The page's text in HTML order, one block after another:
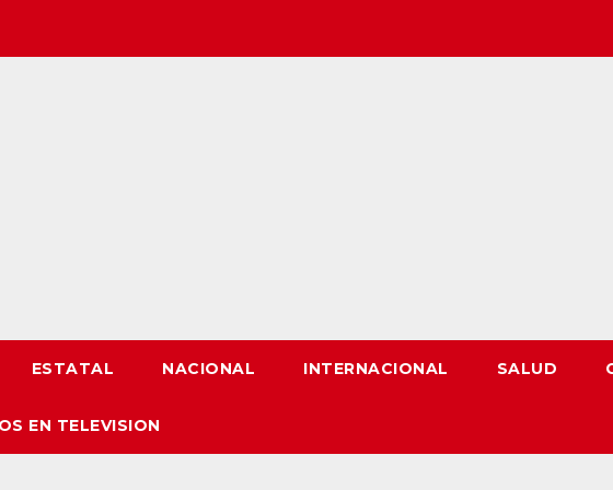
ESTATAL NACIONAL INTERNACIONAL SALUD
EN TELEVISION